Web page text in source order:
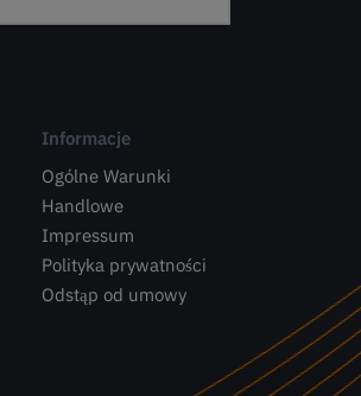
Informacje
Ogólne Warunki
Handlowe
Impressum
Polityka prywatności
Odstąp od umowy